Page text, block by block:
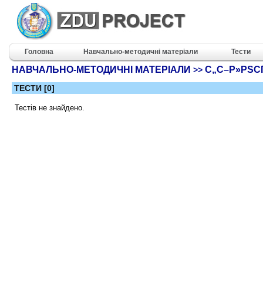
Головна Навчально-методичні матеріали Тести
НАВЧАЛЬНО-МЕТОДИЧНІ МАТЕРІАЛИ >>
ТЕСТИ [0]
Тестів не знайдено.